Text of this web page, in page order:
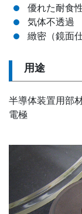
優れた耐食
気体不透過
緻密（鏡面
用途
半導体装置用部
電極